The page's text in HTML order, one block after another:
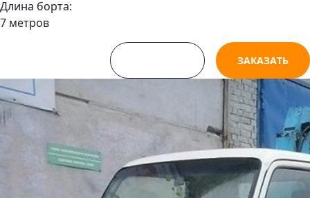
Длина борта:
7 метров
ЗАКАЗАТЬ